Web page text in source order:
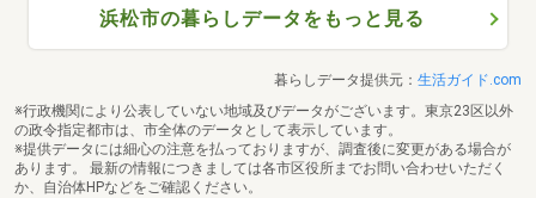
浜松市の暮らしデータをもっと見る
暮らしデータ提供元： 生活ガイド.com
※行政機関により公表していない地域及びデータがございます。東京23区以外
の政令指定都市は、市全体のデータとして表示しています。
※提供データには細心の注意を払っておりますが、調査後に変更がある場合が
あります。 最新の情報につきましては各市区役所までお問い合わせいただく
か、自治体HPなどをご確認ください。